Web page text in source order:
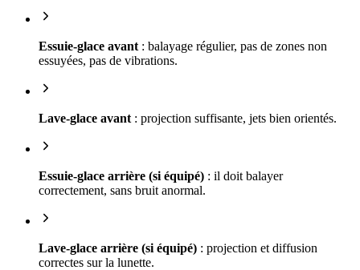
Essuie-glace avant : balayage régulier, pas de zones non
essuyées, pas de vibrations.
Lave-glace avant : projection suffisante, jets bien orientés.
Essuie-glace arrière (si équipé) : il doit balayer
correctement, sans bruit anormal.
Lave-glace arrière (si équipé) : projection et diffusion
correctes sur la lunette.